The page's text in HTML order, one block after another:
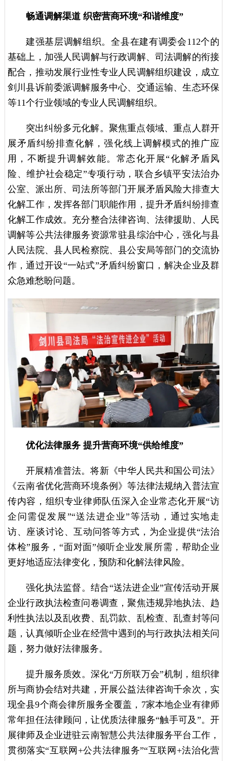
畅通调解渠道 织密营商环境“和谐维度”
建强基层调解组织。全县在建有调委会112个的
基础上，加强人民调解与行政调解、司法调解的衔接
配合，推动发展行业性专业人民调解组织建设，成立
剑川县诉前委派调解服务中心、交通运输、生态环保
等11个行业领域的专业人民调解组织。
突出纠纷多元化解。聚焦重点领域、重点人群开
展矛盾纠纷排查化解，强化线上调解模式的推广应
用，不断提升调解效能。常态化开展“化解矛盾风
险、维护社会稳定”专项行动，联合乡镇平安法治办
公室、派出所、司法所等部门开展矛盾风险大排查大
化解工作，发挥各部门职能作用，提升矛盾纠纷排查
化解工作成效。充分整合法律咨询、法律援助、人民
调解等公共法律服务资源常驻县综治中心，强化与县
人民法院、县人民检察院、县公安局等部门的交流协
作，通过开设“一站式”矛盾纠纷窗口，解决企业及群
众急难愁盼问题。
优化法律服务 提升营商环境“供给维度”
开展精准普法。将新《中华人民共和国公司法》
《云南省优化营商环境条例》等法律法规纳入普法宣
传内容，组织专业律师队伍深入企业常态化开展“访
企问需促发展”“送法进企业”等活动，通过实地走
访、座谈讨论、互动问答等方式，为企业提供“法治
体检”服务，“面对面”倾听企业发展所需，帮助企业
更好地适应法律变化，预防和化解法律风险。
强化执法监督。结合“送法进企业”宣传活动开展
企业行政执法检查问卷调查，聚焦违规异地执法、趋
利性执法以及乱收费、乱罚款、乱检查、乱查封等问
题，认真倾听企业在经营中遇到的与行政执法相关问
题，努力做好法律服务。
提升服务质效。深化“万所联万会”机制，组织律
所与商协会结对共建，开展公益法律咨询千余次，实
现全县9个商会律所服务全覆盖，7家本地企业有律师
常年担任法律顾问，让优质法律服务“触手可及”。开
展律师及企业进驻云南智慧公共法律服务平台工作，
贯彻落实“互联网+公共法律服务”“互联网+法治化营